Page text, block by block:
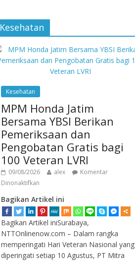
Kesehatan
Kesehatan
MPM Honda Jatim
Bersama YBSI Berikan
Pemeriksaan dan
Pengobatan Gratis bagi
100 Veteran LVRI
09/08/2026 alex
Komentar
Dinonaktifkan
Bagikan Artikel ini
Bagikan Artikel iniSurabaya,
NTTOnlinenow.com – Dalam rangka
memperingati Hari Veteran Nasional yang
diperingati setiap 10 Agustus, PT Mitra